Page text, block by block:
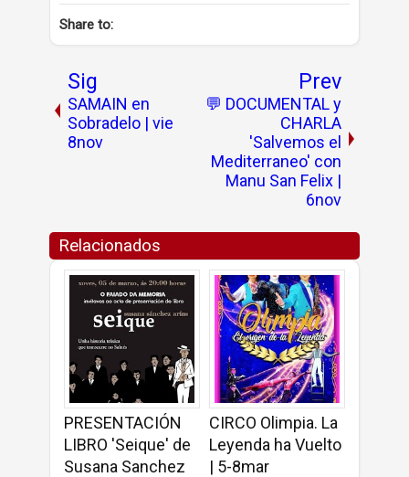
Share to:
Sig
SAMAIN en
Sobradelo | vie
8nov
Prev
💬 DOCUMENTAL y
CHARLA
'Salvemos el
Mediterraneo' con
Manu San Felix |
6nov
Relacionados
PRESENTACIÓN
LIBRO 'Seique' de
Susana Sanchez
CIRCO Olimpia. La
Leyenda ha Vuelto
| 5-8mar